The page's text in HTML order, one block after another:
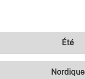
Été
Nordique